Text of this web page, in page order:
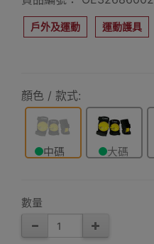
戶外及運動 運動護具
顏色 / 款式:
中碼 大碼
數量